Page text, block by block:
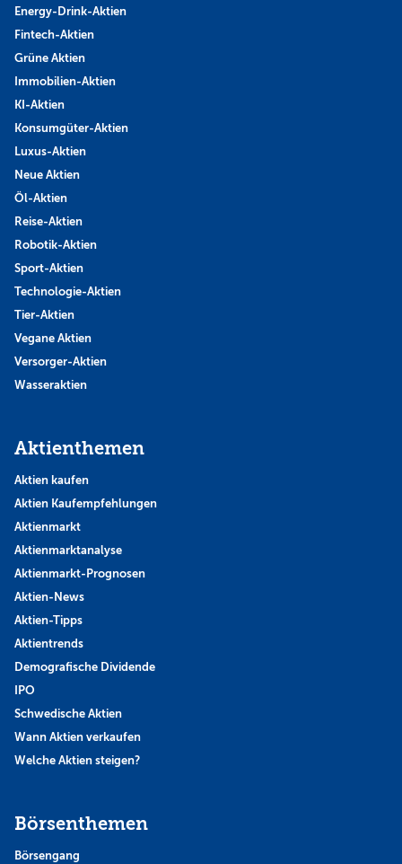
Energy-Drink-Aktien
Fintech-Aktien
Grüne Aktien
Immobilien-Aktien
KI-Aktien
Konsumgüter-Aktien
Luxus-Aktien
Neue Aktien
Öl-Aktien
Reise-Aktien
Robotik-Aktien
Sport-Aktien
Technologie-Aktien
Tier-Aktien
Vegane Aktien
Versorger-Aktien
Wasseraktien
Aktienthemen
Aktien kaufen
Aktien Kaufempfehlungen
Aktienmarkt
Aktienmarktanalyse
Aktienmarkt-Prognosen
Aktien-News
Aktien-Tipps
Aktientrends
Demografische Dividende
IPO
Schwedische Aktien
Wann Aktien verkaufen
Welche Aktien steigen?
Börsenthemen
Börsengang